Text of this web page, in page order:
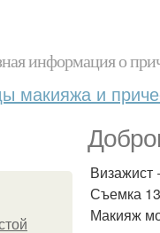
информация о
макияжа и
Визажист
Съемка
Макияж